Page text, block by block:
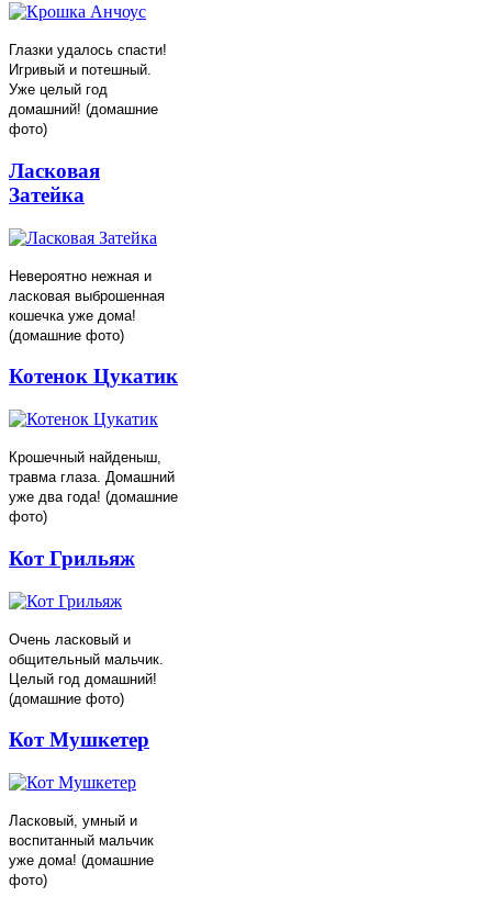
Глазки удалось спасти!
Игривый и потешный.
Уже целый год
домашний! (домашние
фото)
Ласковая
Затейка
Невероятно нежная и
ласковая выброшенная
кошечка уже дома!
(домашние фото)
Котенок Цукатик
Крошечный найденыш,
травма глаза. Домашний
уже два года! (домашние
фото)
Кот Грильяж
Очень ласковый и
общительный мальчик.
Целый год домашний!
(домашние фото)
Кот Мушкетер
Ласковый, умный и
воспитанный мальчик
уже дома! (домашние
фото)